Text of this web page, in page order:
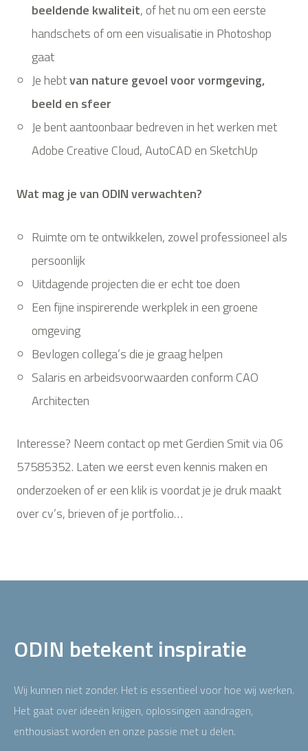
beeldende kwaliteit, of het nu om een eerste
handschets of om een visualisatie in Photoshop
gaat
Je hebtvan nature gevoel voor vormgeving,
beeld en sfeer
Je bent aantoonbaar bedreven in het werken met
Adobe Creative Cloud, AutoCAD en SketchUp
Wat mag je van ODIN verwachten?
Ruimte om te ontwikkelen, zowel professioneel als
persoonlijk
Uitdagende projecten die er echt toe doen
Een fijne inspirerende werkplek in een groene
omgeving
Bevlogen collega’s die je graag helpen
Salaris en arbeidsvoorwaarden conform CAO
Architecten
Interesse? Neem contact op met Gerdien Smit via 06
57585352. Laten we eerst even kennis maken en
onderzoeken of er een klik is voordat je je druk maakt
over cv’s, brieven of je portfolio…
ODIN betekent inspiratie
Wij kunnen niet zonder. Het is essentieel voor hoe wij werken.
Het gaat over ideeën krijgen, oplossingen aandragen,
enthousiast worden en onze passie met u delen.